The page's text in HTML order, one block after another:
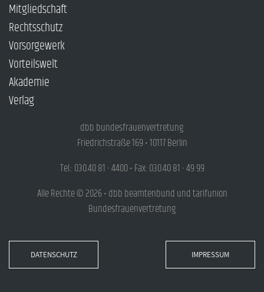
Mitgliedschaft
Rechtsschutz
Vorsorgewerk
Vorteilswelt
Akademie
Verlag
dbb bundesfrauenvertretung
Friedrichstraße 169 • 10117 Berlin
Tel.: 030.40 81 - 4400 • Fax: 030.40 81 - 49 99
Alle Rechte © 2026 • dbb beamtenbund und tarifunion
Bundesfrauenvertretung
DATENSCHUTZ IMPRESSUM